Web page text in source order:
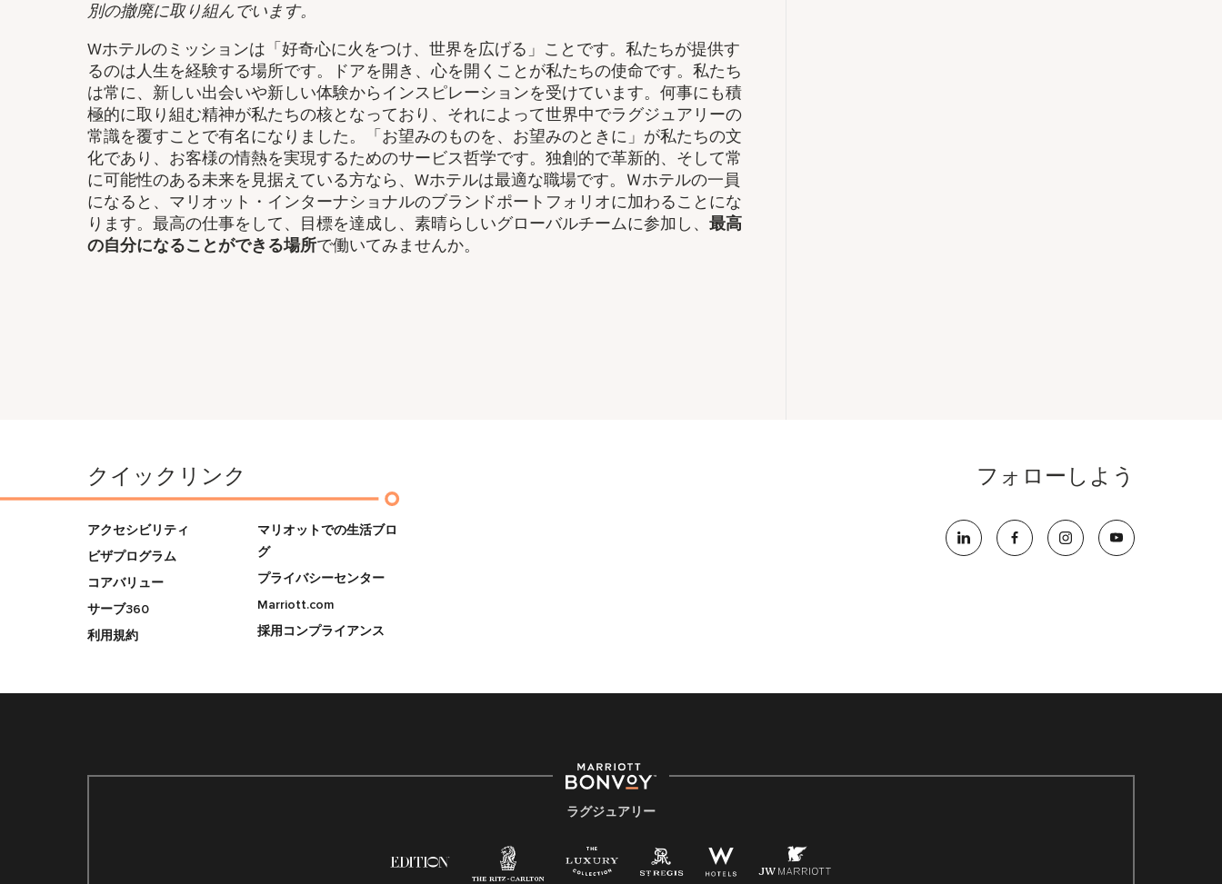
別の撤廃に取り組んでいます。
Wホテルのミッションは「好奇心に火をつけ、世界を広げる」ことです。私たちが提供す
るのは人生を経験する場所です。ドアを開き、心を開くことが私たちの使命です。私たち
は常に、新しい出会いや新しい体験からインスピレーションを受けています。何事にも積
極的に取り組む精神が私たちの核となっており、それによって世界中でラグジュアリーの
常識を覆すことで有名になりました。「お望みのものを、お望みのときに」が私たちの文
化であり、お客様の情熱を実現するためのサービス哲学です。独創的で革新的、そして常
に可能性のある未来を見据えている方なら、Wホテルは最適な職場です。Ｗホテルの一員
になると、マリオット・インターナショナルのブランドポートフォリオに加わることにな
ります。最高の仕事をして、​目標を達成し、素晴らしいグローバルチームに参加し、​ 最高
の自分になることができる場所で働いてみませんか。
クイックリンク
アクセシビリティ
ビザプログラム
コアバリュー
サーブ360
利用規約
マリオットでの生活ブロ
グ
プライバシーセンター
Marriott.com
採用コンプライアンス
フォローしよう
ラグジュアリー